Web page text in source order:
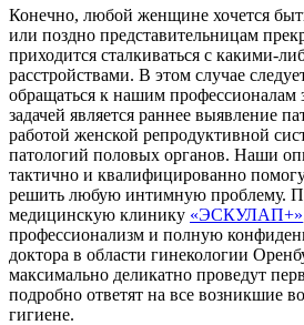
Конечно, любой женщине хочется
или поздно представительницам
приходится сталкиваться с какими-
расстройствами. В этом случае
обращаться к нашим профессионалам
задачей является раннее выявление
работой женской репродуктивной
патологий половых органов. Наши
тактично и квалифицированно
решить любую интимную проблему.
медицинскую клинику «ЭСКУЛАП+»
профессионализм и полную
доктора в области гинекологии
максимально деликатно проведут
подробно ответят на все возникшие
гигиене.